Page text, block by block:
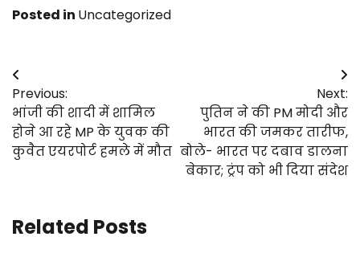
Posted in Uncategorized
Post
navigation
Previous:
भांजी की शादी में शामिल
होने आ रहे MP के युवक की
कुवैत एयरपोर्ट हमले में मौत
Next:
पुतिन ने की PM मोदी और
भारत की जमकर तारीफ,
बोले- भारत पर दबाव डालना
बेकार; ट्रंप को भी दिया संदेश
Related Posts